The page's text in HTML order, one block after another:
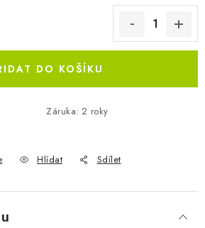
DO KOŠÍKU
Záruka: 2 roky
Hlídat Sdílet